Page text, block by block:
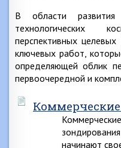
В области развития
технологических
перспективных
ключевых работ,
определяющей облик
первоочередной и
начинают